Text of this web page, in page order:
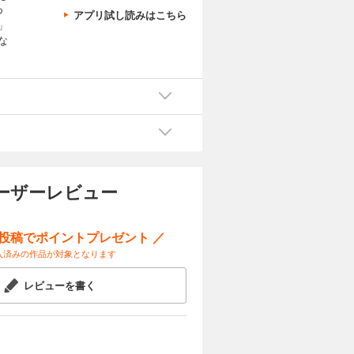
アプリ試し読みはこちら
ザーレビュー
稿でポイントプレゼント ／
済みの作品が対象となります
レビューを書く